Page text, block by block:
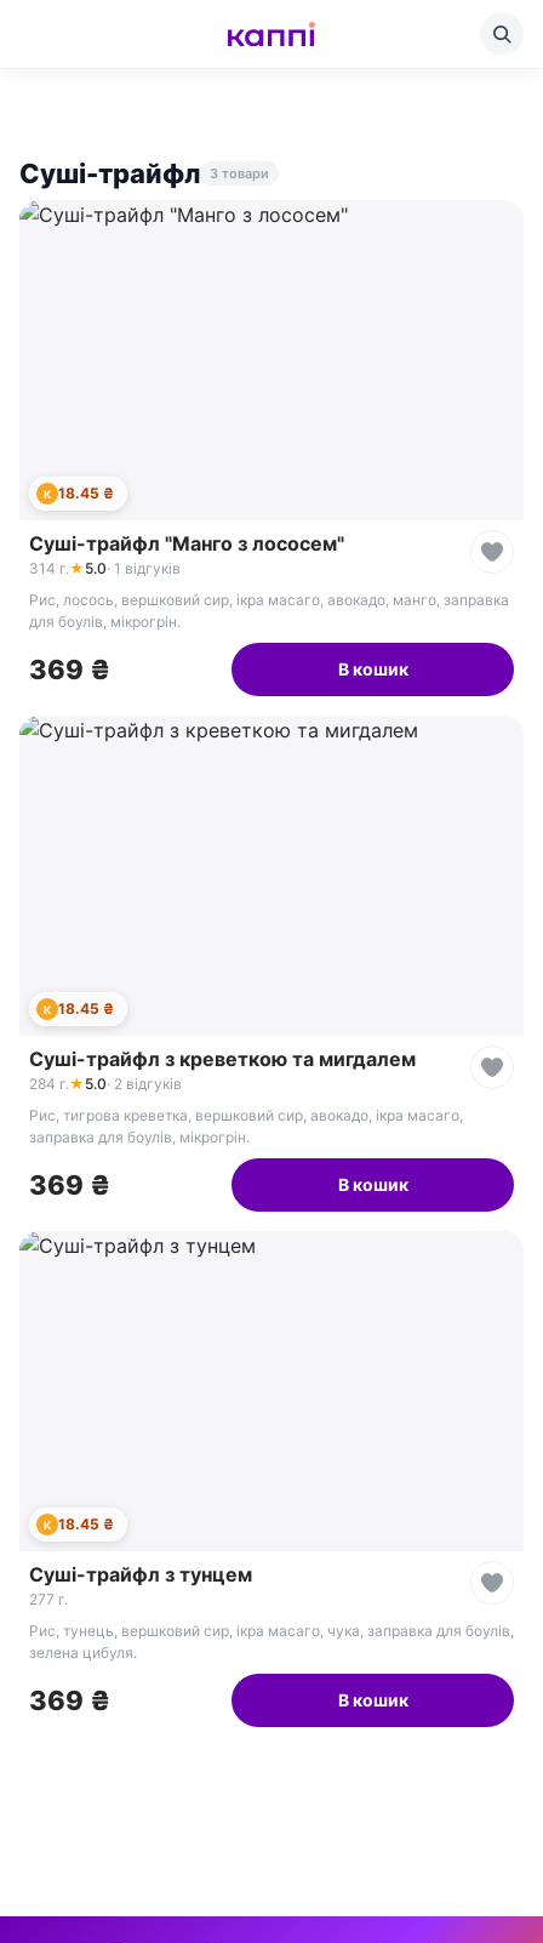
Суші-трайфл 3 товари
К 18.45 ₴
Суші-трайфл "Манго з лососем"
314 г.★ 5.0· 1 відгуків
Рис, лосось, вершковий сир, ікра масаго, авокадо, манго, заправка
для боулів, мікрогрін.
369 ₴ В кошик
К 18.45 ₴
Суші-трайфл з креветкою та мигдалем
284 г.★ 5.0· 2 відгуків
Рис, тигрова креветка, вершковий сир, авокадо, ікра масаго,
заправка для боулів, мікрогрін.
369 ₴ В кошик
К 18.45 ₴
Суші-трайфл з тунцем
277 г.
Рис, тунець, вершковий сир, ікра масаго, чука, заправка для боулів,
зелена цибуля.
369 ₴ В кошик